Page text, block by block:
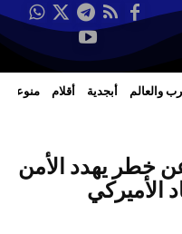
والعالم أبجدية أقلام منوعات
خطر يهدد الأمن
الأميركي